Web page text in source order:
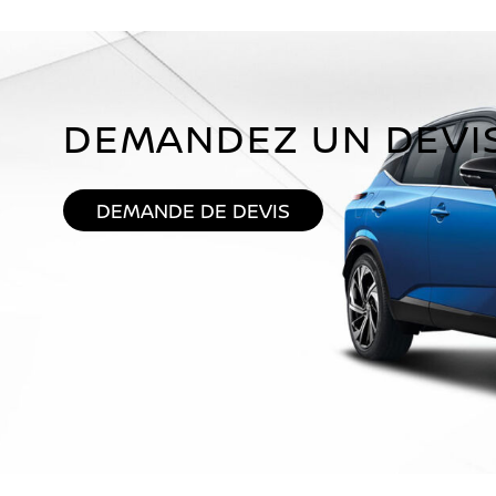
DEMANDEZ UN
DEMANDE DE DEVIS